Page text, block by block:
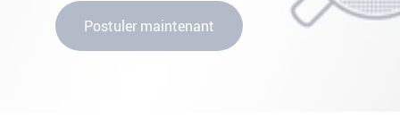
Postuler maintenant